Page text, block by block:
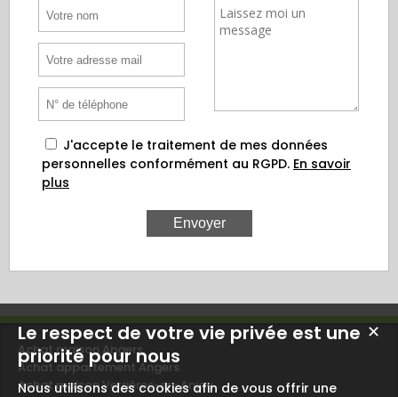
J'accepte le traitement de mes données
personnelles conformément au RGPD. En savoir
plus
Achat maison Angers
Achat appartement Angers
Achat maison Verrières-en-Anjou
✕
Le respect de votre vie privée est une
priorité pour nous
Nous utilisons des cookies afin de vous offrir une